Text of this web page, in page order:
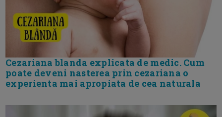
Cezariana blanda explicata de medic. Cum
poate deveni nasterea prin cezariana o
experienta mai apropiata de cea naturala